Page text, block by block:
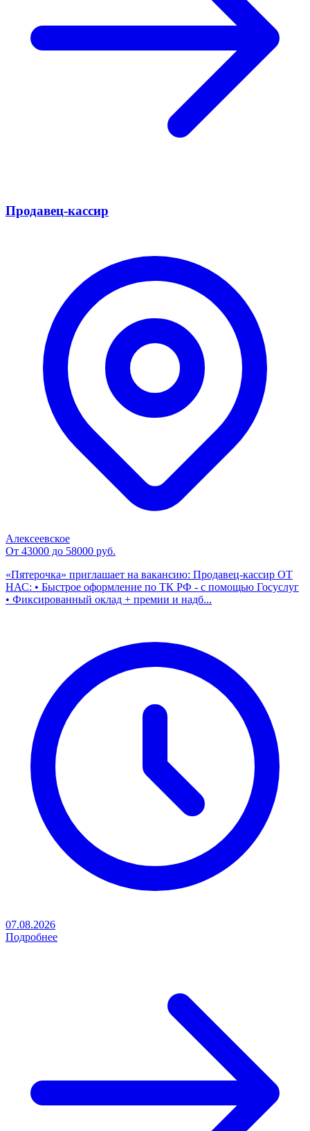
Продавец-кассир
Алексеевское
От 43000 до 58000 руб.
«Пятерочка» приглашает на вакансию: Продавец-кассир ОТ
НАС: • Быстрое оформление по ТК РФ - с помощью Госуслуг
• Фиксированный оклад + премии и надб...
07.08.2026
Подробнее